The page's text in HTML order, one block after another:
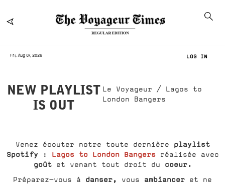
Fri, Aug 07, 2026 LOG IN
NEW PLAYLIST
IS OUT
Le Voyageur / Lagos to
London Bangers
Venez écouter notre toute dernière playlist
Spotify : Lagos to London Bangers réalisée avec
goûtet venant tout droit du coeur.
Préparez-vous à danser, vous ambiancer et ne